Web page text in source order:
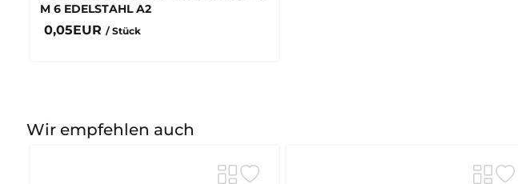
M 6 EDELSTAHL A2
0,05EUR / Stück
Wir empfehlen auch